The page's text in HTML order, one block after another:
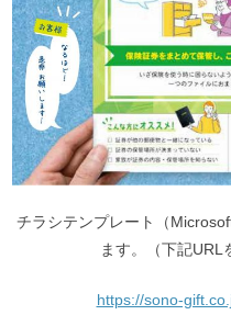
チラシテンプレート（
ます。（下記URL
https://sono-